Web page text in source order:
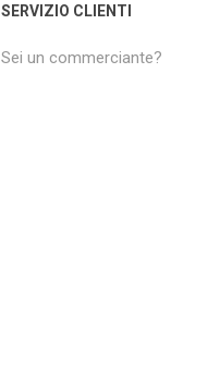
SERVIZIO CLIENTI
Sei un commerciante?